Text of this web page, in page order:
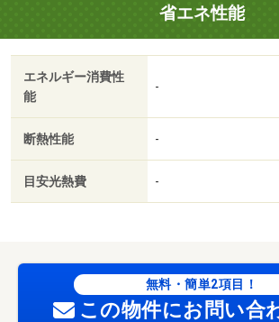
省エネ性能
エネルギー消費性
能
-
断熱性能 -
目安光熱費 -
無料・簡単2項目！
この物件にお問い合